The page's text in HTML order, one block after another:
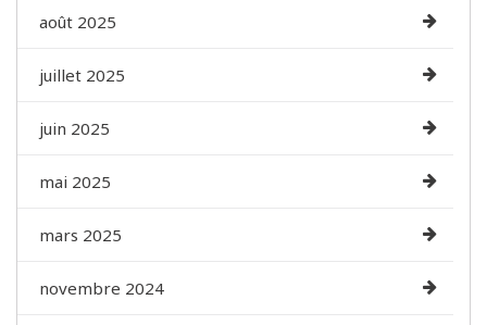
août 2025
juillet 2025
juin 2025
mai 2025
mars 2025
novembre 2024